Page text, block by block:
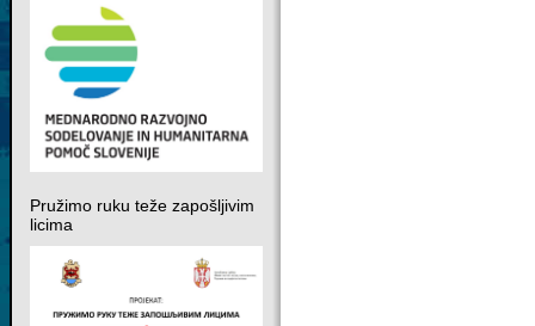
Pružimo ruku teže zapošljivim
licima